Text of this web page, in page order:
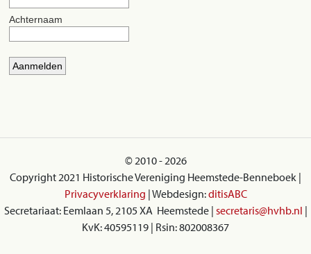
© 2010 - 2026
Copyright 2021 Historische Vereniging Heemstede-Benneboek |
Privacyverklaring | Webdesign:ditisABC
Secretariaat: Eemlaan 5, 2105 XA Heemstede | secretaris@hvhb.nl |
KvK: 40595119 | Rsin: 802008367